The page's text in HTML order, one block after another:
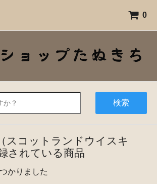
0
検索
スコットランドウイスキ
されている商品
かりました